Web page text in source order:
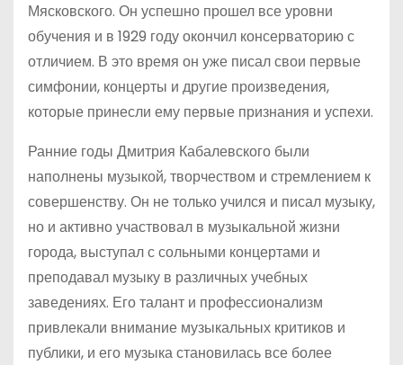
Мясковского. Он успешно прошел все уровни
обучения и в 1929 году окончил консерваторию с
отличием. В это время он уже писал свои первые
симфонии, концерты и другие произведения,
которые принесли ему первые признания и успехи.
Ранние годы Дмитрия Кабалевского были
наполнены музыкой, творчеством и стремлением к
совершенству. Он не только учился и писал музыку,
но и активно участвовал в музыкальной жизни
города, выступал с сольными концертами и
преподавал музыку в различных учебных
заведениях. Его талант и профессионализм
привлекали внимание музыкальных критиков и
публики, и его музыка становилась все более